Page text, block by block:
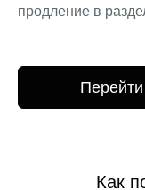
продление в
Как